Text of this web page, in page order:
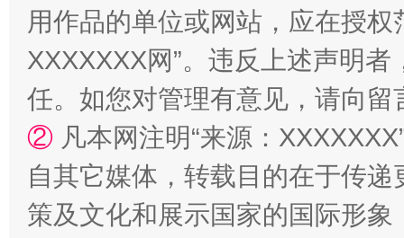
国家大学科技园优化重塑工作
用作品的单位或网站，应在授
XXXXXXX网”。违反上述声明
任。如您对管理有意见，请向
② 凡本网注明“来源：
自其它媒体，转载目的在于传
策及文化和展示国家的国际形